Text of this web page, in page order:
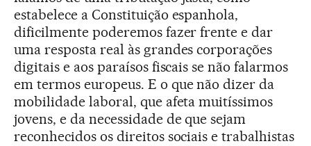
estabelece a Constituição espanhola,
dificilmente poderemos fazer frente e dar
uma resposta real às grandes corporações
digitais e aos paraísos fiscais se não falarmos
em termos europeus. E o que não dizer da
mobilidade laboral, que afeta muitíssimos
jovens, e da necessidade de que sejam
reconhecidos os direitos sociais e trabalhistas